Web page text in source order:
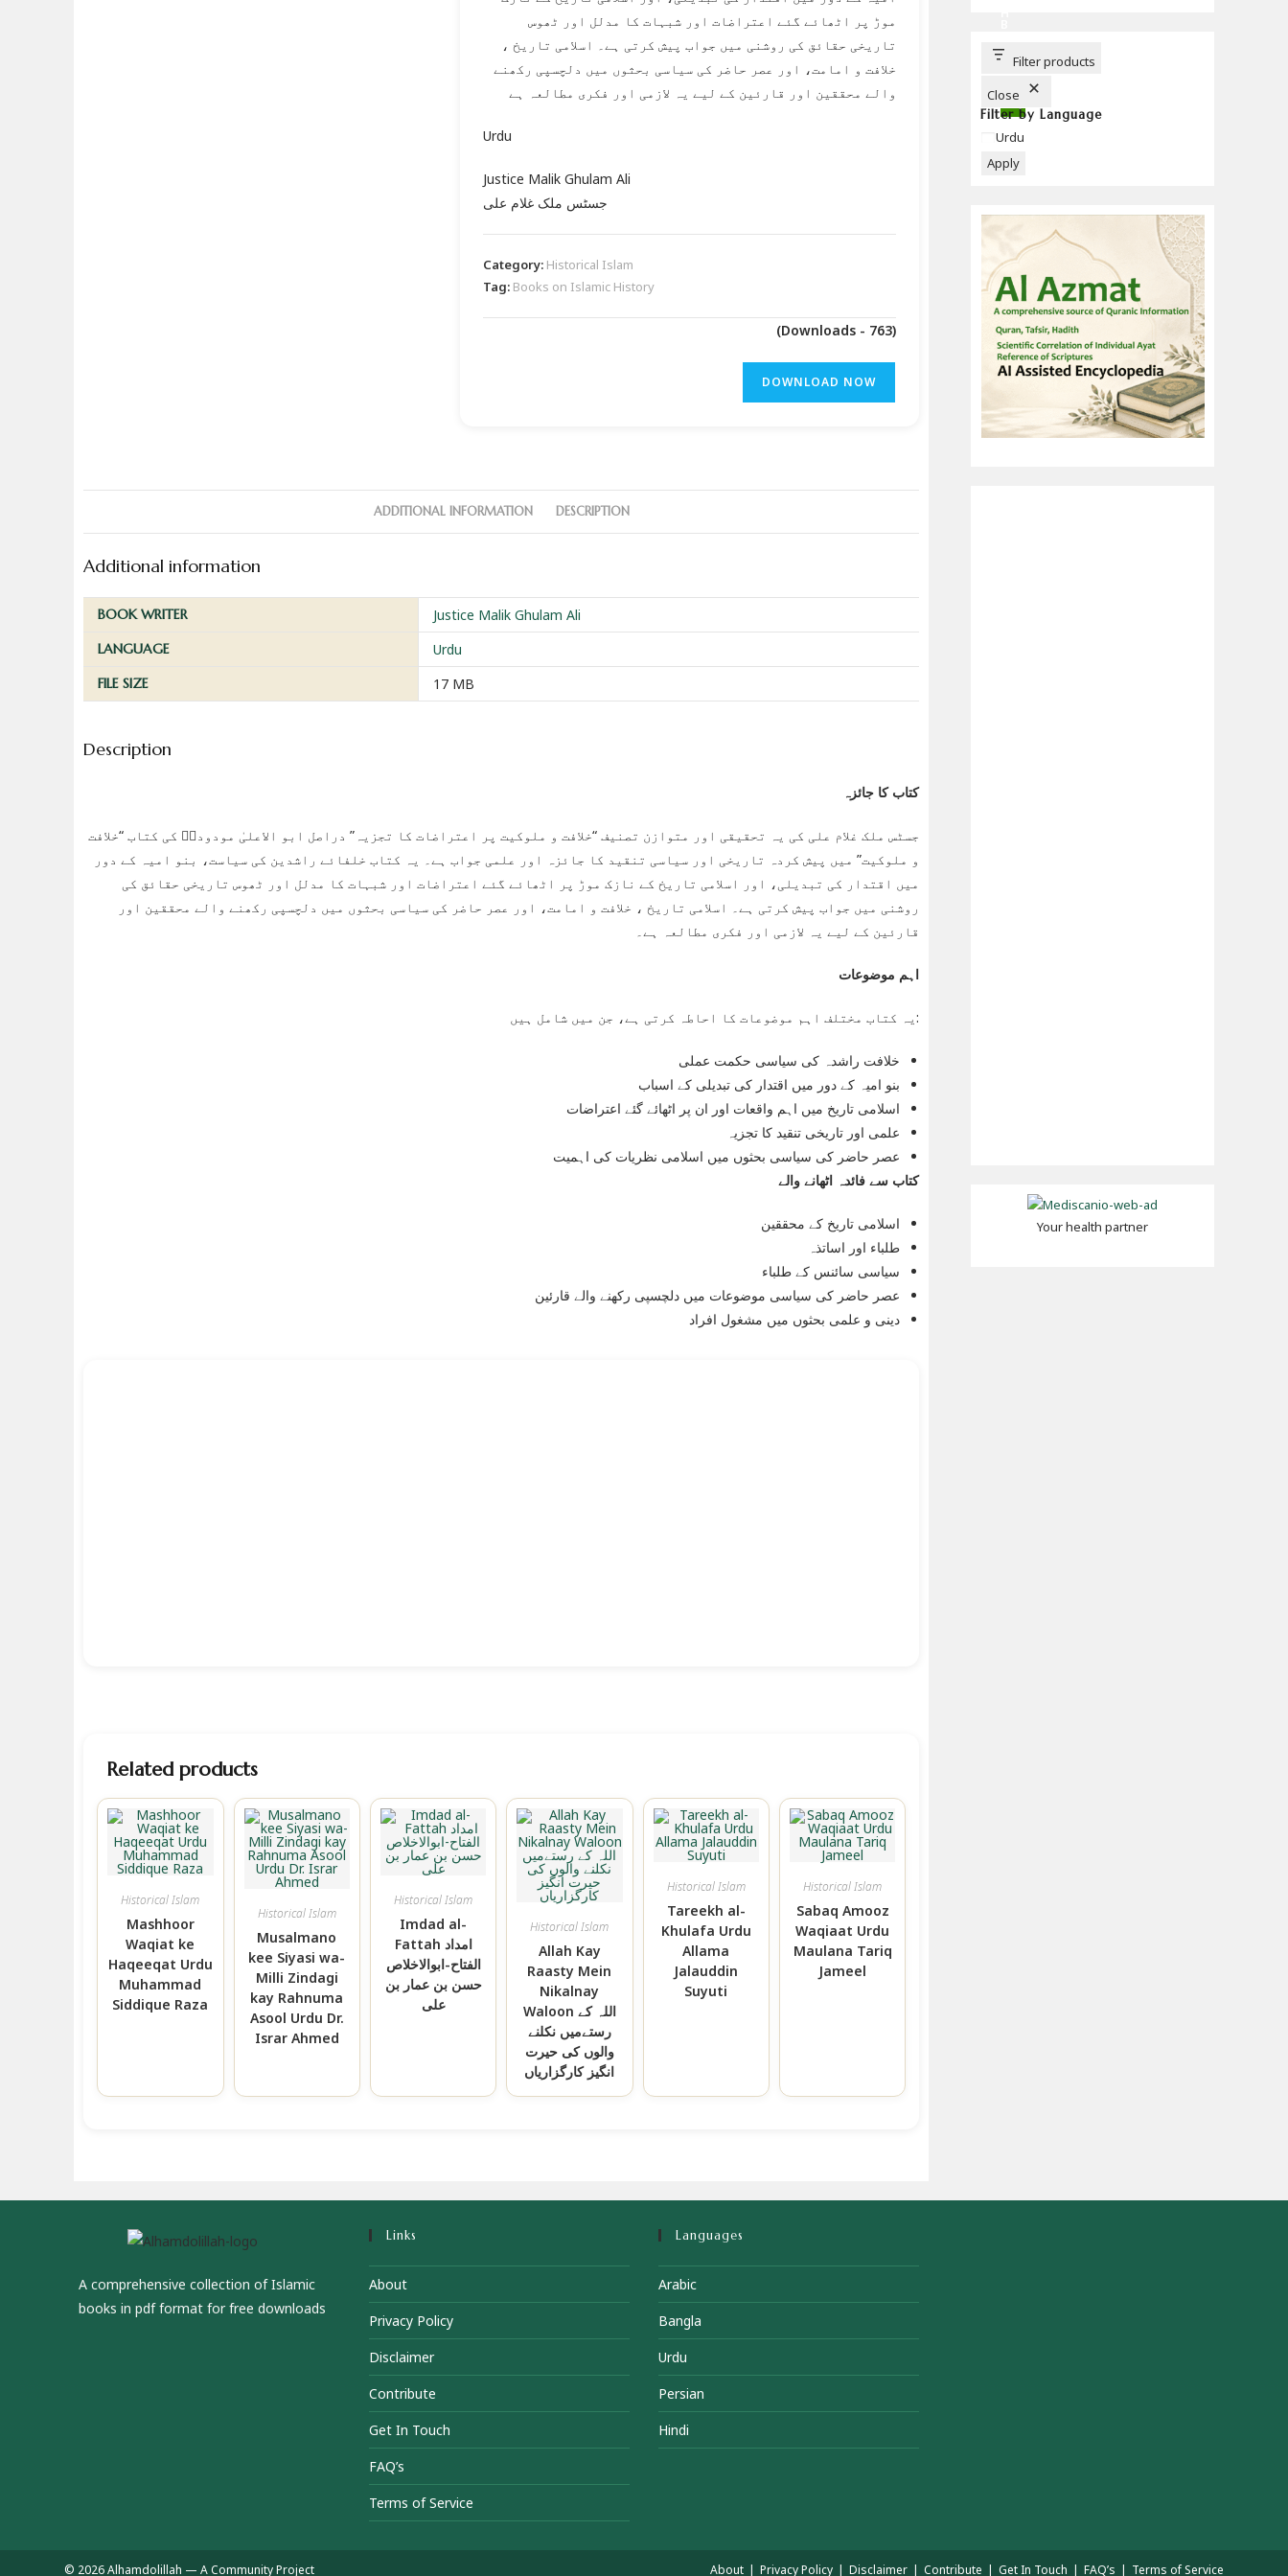
موڑ پر اٹھائے گئے اعتراضات اور شبہات کا مدلل اور ٹھوس
تاریخی حقائق کی روشنی میں جواب پیش کرتی ہے۔ اسلامی تاریخ ،
خلافت و امامت، اور عصر حاضر کی سیاسی بحثوں میں دلچسپی رکھنے
والے محققین اور قارئین کے لیے یہ لازمی اور فکری مطالعہ ہے
Urdu
Justice Malik Ghulam Ali
جسٹس ملک غلام علی
Category: Historical Islam
Tag: Books on Islamic History
(Downloads - 763)
DOWNLOAD NOW
ADDITIONAL INFORMATION DESCRIPTION
Additional information
BOOK WRITER Justice Malik Ghulam Ali
LANGUAGE Urdu
FILE SIZE 17 MB
Description
کتاب کا جائزہ
جسٹس ملک غلام علی کی یہ تحقیقی اور متوازن تصنیف “خلافت و ملوکیت پر اعتراضات کا تجزیہ” دراصل ابو الاعلیٰ مودودیؒ کی کتاب “خلافت
و ملوکیت” میں پیش کردہ تاریخی اور سیاسی تنقید کا جائزہ اور علمی جواب ہے۔ یہ کتاب خلفائے راشدین کی سیاست، بنو امیہ کے دور
میں اقتدار کی تبدیلی، اور اسلامی تاریخ کے نازک موڑ پر اٹھائے گئے اعتراضات اور شبہات کا مدلل اور ٹھوس تاریخی حقائق کی
روشنی میں جواب پیش کرتی ہے۔ اسلامی تاریخ ، خلافت و امامت، اور عصر حاضر کی سیاسی بحثوں میں دلچسپی رکھنے والے محققین اور
قارئین کے لیے یہ لازمی اور فکری مطالعہ ہے۔
اہم موضوعات
یہ کتاب مختلف اہم موضوعات کا احاطہ کرتی ہے، جن میں شامل ہیں:
خلافت راشدہ کی سیاسی حکمت عملی
بنو امیہ کے دور میں اقتدار کی تبدیلی کے اسباب
اسلامی تاریخ میں اہم واقعات اور ان پر اٹھائے گئے اعتراضات
علمی اور تاریخی تنقید کا تجزیہ
عصر حاضر کی سیاسی بحثوں میں اسلامی نظریات کی اہمیت
کتاب سے فائدہ اٹھانے والے
اسلامی تاریخ کے محققین
طلباء اور اساتذہ
سیاسی سائنس کے طلباء
عصر حاضر کی سیاسی موضوعات میں دلچسپی رکھنے والے قارئین
دینی و علمی بحثوں میں مشغول افراد
Related products
Historical Islam
Mashhoor
Waqiat ke
Haqeeqat Urdu
Muhammad
Siddique Raza
Historical Islam
Musalmano
kee Siyasi wa-
Milli Zindagi
kay Rahnuma
Asool Urdu Dr.
Israr Ahmed
Historical Islam
Imdad al-
Fattah امداد
الفتاح-ابوالاخلاص
حسن بن عمار بن
علی
Historical Islam
Allah Kay
Raasty Mein
Nikalnay
Waloon اللہ کے
رستےمیں نکلنے
والوں کی حیرت
انگیز کارگزاریاں
Historical Islam
Tareekh al-
Khulafa Urdu
Allama
Jalauddin
Suyuti
Historical Islam
Sabaq Amooz
Waqiaat Urdu
Maulana Tariq
Jameel
T
T
Filter products
Close
Filter by Language
Language
Urdu
Apply
Your health partner
A comprehensive collection of Islamic
books in pdf format for free downloads
Links
About
Privacy Policy
Disclaimer
Contribute
Get In Touch
FAQ’s
Terms of Service
Languages
Arabic
Bangla
Urdu
Persian
Hindi
About Privacy Policy Disclaimer Contribute Get In Touch FAQ’s Terms of Service
© 2026 Alhamdolillah — A Community Project